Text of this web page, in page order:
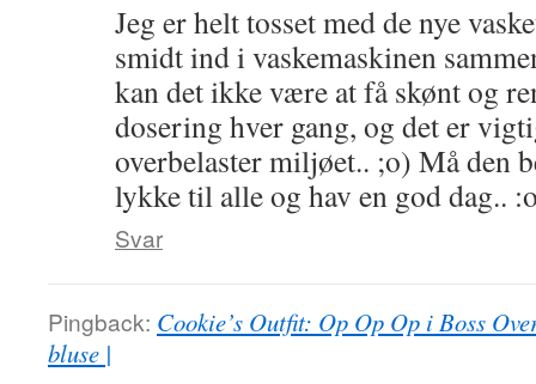
Jeg er helt tosset med de nye
smidt ind i vaskemaskinen
kan det ikke være at få skønt og
dosering hver gang, og det er
overbelaster miljøet.. ;o) Må den
lykke til alle og hav en god dag..
Svar
Pingback: Cookie’s Outfit: Op Op Op i Boss
bluse |